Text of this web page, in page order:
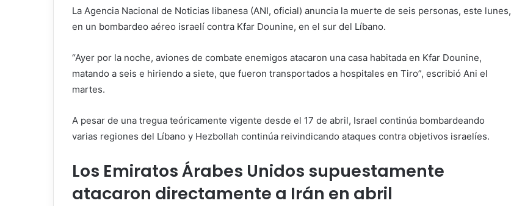
La Agencia Nacional de Noticias libanesa (ANI, oficial) anuncia la muerte de seis personas, este lunes,
en un bombardeo aéreo israelí contra Kfar Dounine, en el sur del Líbano.
“Ayer por la noche, aviones de combate enemigos atacaron una casa habitada en Kfar Dounine,
matando a seis e hiriendo a siete, que fueron transportados a hospitales en Tiro”, escribió Ani el
martes.
A pesar de una tregua teóricamente vigente desde el 17 de abril, Israel continúa bombardeando
varias regiones del Líbano y Hezbollah continúa reivindicando ataques contra objetivos israelíes.
Los Emiratos Árabes Unidos supuestamente
atacaron directamente a Irán en abril